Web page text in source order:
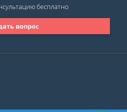
вопрос
бесплатно